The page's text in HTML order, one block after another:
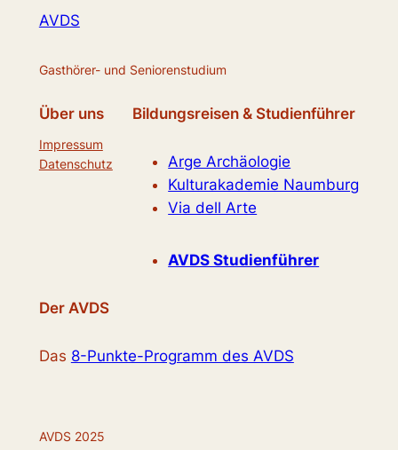
AVDS
Gasthörer- und Seniorenstudium
Über uns
Impressum
Datenschutz
Bildungsreisen & Studienführer
Arge Archäologie
Kulturakademie Naumburg
Via dell Arte
AVDS Studienführer
Der AVDS
Das 8-Punkte-Programm des AVDS
AVDS 2025